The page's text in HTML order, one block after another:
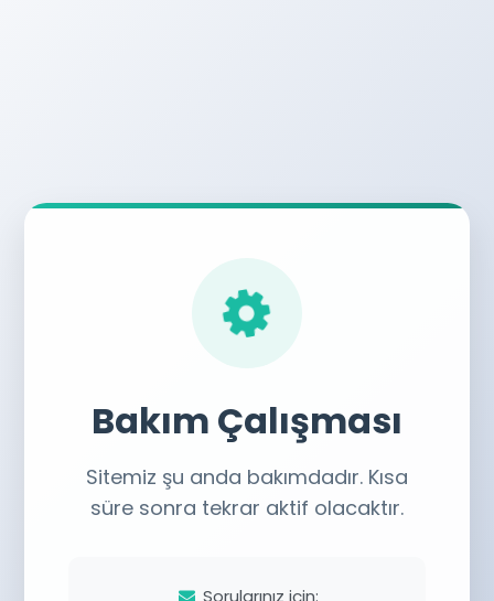
Bakım Çalışması
Sitemiz şu anda bakımdadır. Kısa
süre sonra tekrar aktif olacaktır.
Sorularınız için: